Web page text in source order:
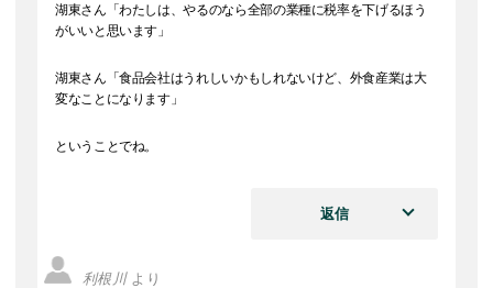
湖東さん「わたしは、やるのなら全部の業種に税率を下げるほう
がいいと思います」
湖東さん「食品会社はうれしいかもしれないけど、外食産業は大
変なことになります」
ということでね。
返信
利根川 より